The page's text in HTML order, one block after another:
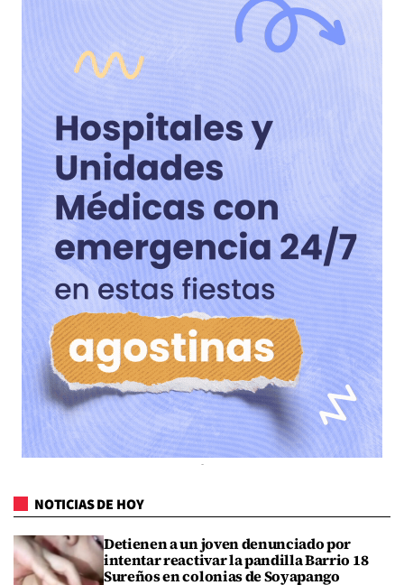
NOTICIAS DE HOY
Detienen a un joven denunciado por
intentar reactivar la pandilla Barrio 18
Sureños en colonias de Soyapango